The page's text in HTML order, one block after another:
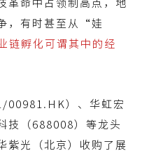
革命中占领制高点，地
，有时甚至从“娃
链孵化可谓其中的经
00981.HK）、华虹宏
技（688008）等龙头
紫光（北京）收购了展